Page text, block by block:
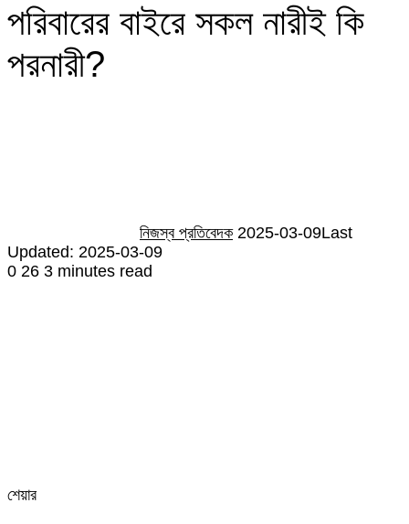
পরিবারের বাইরে সকল নারীই কি
পরনারী?
নিজস্ব প্রতিবেদক 2025-03-09Last
Updated: 2025-03-09
0 26 3 minutes read
শেয়ার